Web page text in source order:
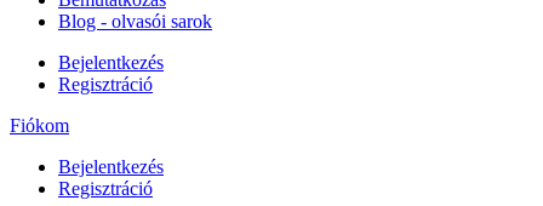
Blog - olvasói sarok
Bejelentkezés
Regisztráció
Fiókom
Bejelentkezés
Regisztráció